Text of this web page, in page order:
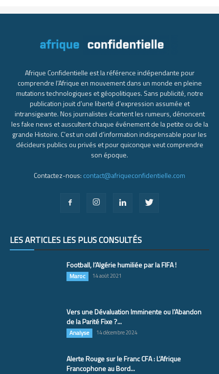
Afrique Confidentielle est la référence indépendante pour
comprendre l’Afrique en mouvement dans un monde en pleine
mutations technologiques et géopolitiques. Sans publicité, notre
publication jouit d’une liberté d’expression assumée et
intransigeante. Nos journalistes écartent les rumeurs, dénoncent
les fake news et auscultent chaque événement de la petite ou de la
grande Histoire. C’est un outil d’information indispensable pour les
décideurs publics ou privés et pour quiconque veut comprendre
son époque.
Contactez-nous: contact@afriqueconfidentielle.com
LES ARTICLES LES PLUS CONSULTÉS
Football, l’Algérie humiliée par la FIFA !
Maroc 14 août 2021
Vers une Dévaluation Imminente ou l’Abandon
de la Parité Fixe ?...
Analyse 14 décembre 2024
Alerte Rouge sur le Franc CFA : L’Afrique
Francophone au Bord...